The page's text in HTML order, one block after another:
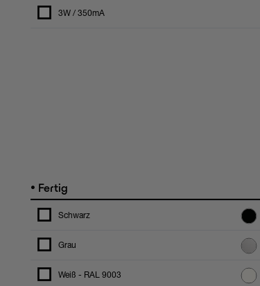
3W / 350mA
• Fertig
Schwarz
Grau
Weiß - RAL 9003